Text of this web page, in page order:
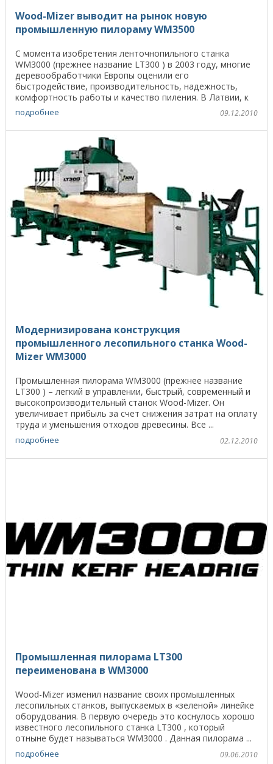
Wood-Mizer выводит на рынок новую
промышленную пилораму WM3500
С момента изобретения ленточнопильного станка
WM3000 (прежнее название LT300 ) в 2003 году, многие
деревообработчики Европы оценили его
быстродействие, производительность, надежность,
комфортность работы и качество пиления. В Латвии, к
примеру, ...
подробнее 09.12.2010
Модернизирована конструкция
промышленного лесопильного станка Wood-
Mizer WM3000
Промышленная пилорама WM3000 (прежнее название
LT300 ) – легкий в управлении, быстрый, современный и
высокопроизводительный станок Wood-Mizer. Он
увеличивает прибыль за счет снижения затрат на оплату
труда и уменьшения отходов древесины. Все ...
подробнее 02.12.2010
Промышленная пилорама LT300
переименована в WM3000
Wood-Mizer изменил название своих промышленных
лесопильных станков, выпускаемых в «зеленой» линейке
оборудования. В первую очередь это коснулось хорошо
известного лесопильного станка LT300 , который
отныне будет называться WM3000 . Данная пилорама ...
подробнее 09.06.2010